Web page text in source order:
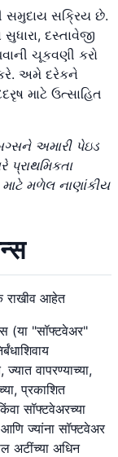
સમુદાય સક્રિય છે.
દસ્તાવેજી
ચૂકવણી કરો
અમે દરેકને
માટે ઉત્સાહિત
અમારી પેઇડ
પ્રાથમિકતા
મળેલ નાણાંકીય
राखीव आहेत
(या "सॉफ्टवेअर"
वापरण्याच्या,
प्रकाशित
सॉफ्टवेअरच्या
ज्यांना सॉफ्टवेअर
अटींच्या अधिन